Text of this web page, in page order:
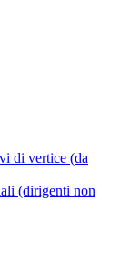
di vertice (da
(dirigenti non